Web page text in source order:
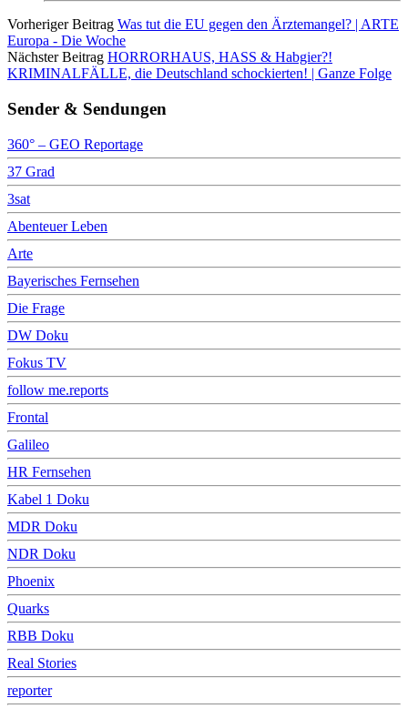
Vorheriger Beitrag Was tut die EU gegen den Ärztemangel? | ARTE
Europa - Die Woche
Nächster Beitrag HORRORHAUS, HASS & Habgier?!
KRIMINALFÄLLE, die Deutschland schockierten! | Ganze Folge
Sender & Sendungen
360° – GEO Reportage
37 Grad
3sat
Abenteuer Leben
Arte
Bayerisches Fernsehen
Die Frage
DW Doku
Fokus TV
follow me.reports
Frontal
Galileo
HR Fernsehen
Kabel 1 Doku
MDR Doku
NDR Doku
Phoenix
Quarks
RBB Doku
Real Stories
reporter